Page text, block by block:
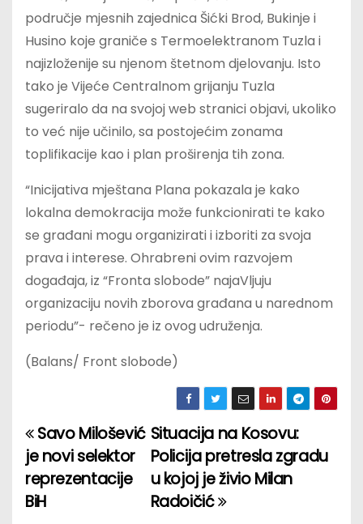
područje mjesnih zajednica Šićki Brod, Bukinje i
Husino koje graniče s Termoelektranom Tuzla i
najizloženije su njenom štetnom djelovanju. Isto
tako je Vijeće Centralnom grijanju Tuzla
sugeriralo da na svojoj web stranici objavi, ukoliko
to već nije učinilo, sa postojećim zonama
toplifikacije kao i plan proširenja tih zona.
“Inicijativa mještana Plana pokazala je kako
lokalna demokracija može funkcionirati te kako
se građani mogu organizirati i izboriti za svoja
prava i interese. Ohrabreni ovim razvojem
događaja, iz “Fronta slobode” najaVljuju
organizaciju novih zborova građana u narednom
periodu”- rečeno je iz ovog udruženja.
(Balans/ Front slobode)
P
o
s
Situacija na Kosovu:
Policija pretresla zgradu
u kojoj je živio Milan
Radoičić
Savo Milošević
je novi selektor
reprezentacije
BiH